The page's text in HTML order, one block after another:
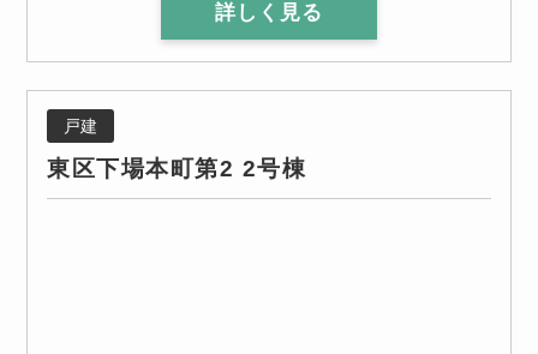
詳しく見る
戸建
東区下場本町第2 2号棟